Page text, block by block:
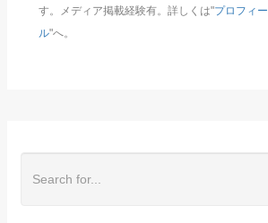
す。メディア掲載経験有。詳しくは"プロフィー
ル"へ。